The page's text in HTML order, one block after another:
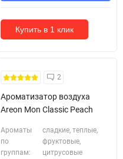
Купить в 1 клик
2
Ароматизатор воздуха
Areon Mon Classic Peach
Ароматы
по
группам:
сладкие, теплые,
фруктовые,
цитрусовые